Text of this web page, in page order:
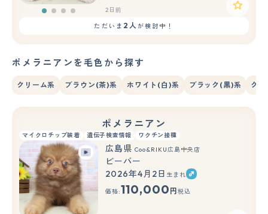
2日前
ただいま 2人が検討中！
ポメラニアンを毛色から探す
クリーム系 ブラウン(茶)系 ホワイト(白)系 ブラック(黒)系 グ
ポメラニアン
マイクロチップ装着 遺伝子検査情報 ワクチン接種
広島県 Coo&RIKU広島中央店
ビーバー
2026年4月2日 生まれ
価格:110,000 円 税込